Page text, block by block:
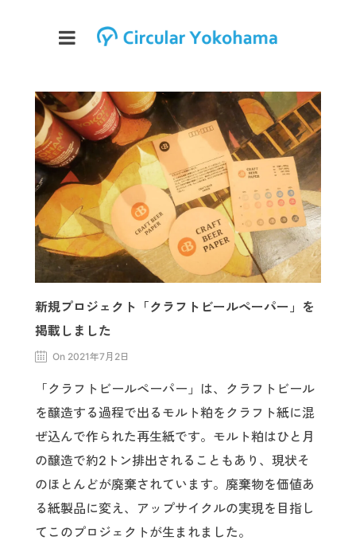
新規プロジェクト「クラフトビールペーパー」を
掲載しました
On 2021年7月2日
「クラフトビールペーパー」は、クラフトビール
を醸造する過程で出るモルト粕をクラフト紙に混
ぜ込んで作られた再生紙です。モルト粕はひと月
の醸造で約2トン排出されることもあり、現状そ
のほとんどが廃棄されています。廃棄物を価値あ
る紙製品に変え、アップサイクルの実現を目指し
てこのプロジェクトが生まれました。